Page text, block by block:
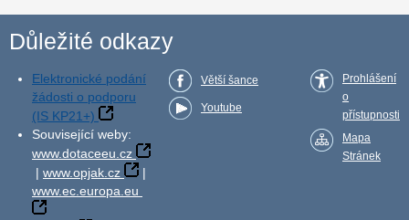
Důležité odkazy
Elektronické podání
žádosti o podporu
(IS KP21+)
Související weby:
www.dotaceeu.cz
| www.opjak.cz
|
www.ec.europa.eu
Větší šance
Youtube
Prohlášení
o
přístupnosti
Mapa
Stránek